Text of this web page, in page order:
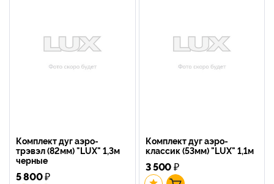
Комплект дуг аэро-
трэвэл (82мм) "LUX" 1,3м
черные
5 800₽
Комплект дуг аэро-
классик (53мм) "LUX" 1,1м
3 500₽